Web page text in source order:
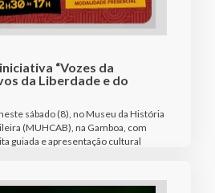
“Vozes da
da Liberdade e do
sábado (8), no Museu da História
(MUHCAB), na Gamboa, com
guiada e apresentação cultural